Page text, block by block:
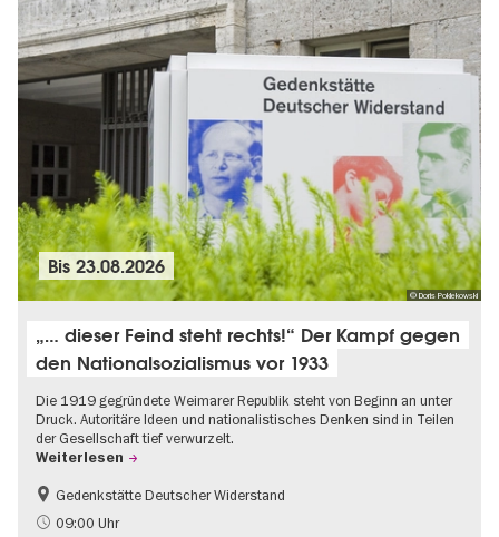
© Doris Poklekowski
Bis23.08.2026
„… dieser Feind steht rechts!“ Der Kampf gegen
den Nationalsozialismus vor 1933
Die 1919 gegründete Weimarer Republik steht von Beginn an unter
Druck. Autoritäre Ideen und nationalistisches Denken sind in Teilen
der Gesellschaft tief verwurzelt.
Weiterlesen
Gratis
NS-Geschichte
Gedenkstätte Deutscher Widerstand
09:00 Uhr